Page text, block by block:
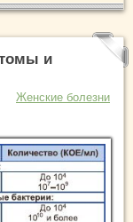
и
Женские болезни